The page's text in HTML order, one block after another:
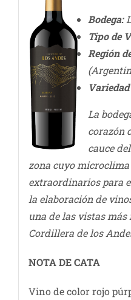
Bodega:
Tipo de
Región
La
corazón
cauce
zona cuyo
extraordinarios para
la elaboración de
una de las vistas más
Cordillera de los
NOTA DE CATA
Vino de color rojo